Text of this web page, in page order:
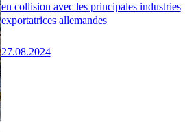
en collision avec les principales industries
exportatrices allemandes
27.08.2024